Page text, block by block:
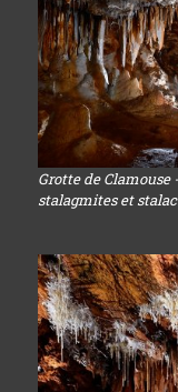
Grotte de
stalagmites et